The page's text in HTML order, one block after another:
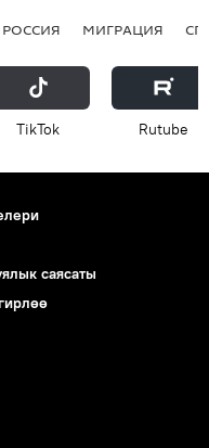
РОССИЯ МИГРАЦИЯ
ТikТоk Rutube
саясаты